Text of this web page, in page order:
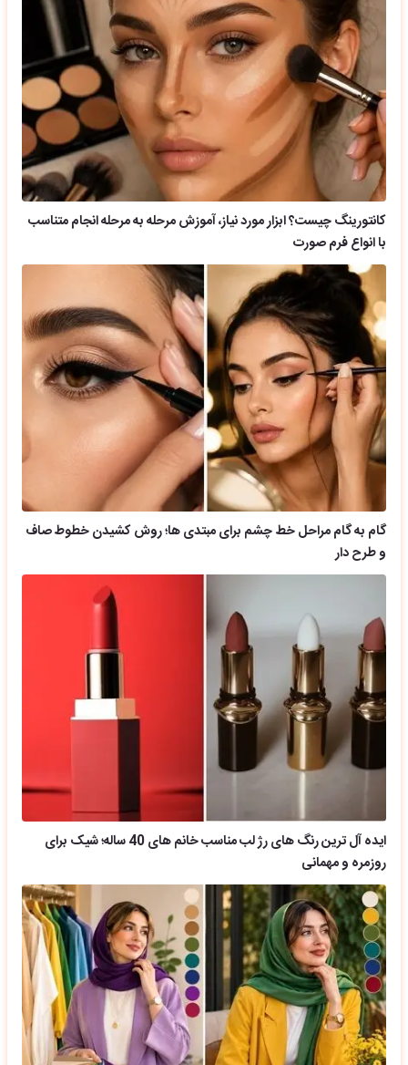
کانتورینگ چیست؟ ابزار مورد نیاز، آموزش مرحله به مرحله انجام متناسب
با انواع فرم صورت
گام به گام مراحل خط چشم برای مبتدی ها؛ روش کشیدن خطوط صاف
و طرح دار
ایده آل ترین رنگ های رژ لب مناسب خانم های 40 ساله؛ شیک برای
روزمره و مهمانی